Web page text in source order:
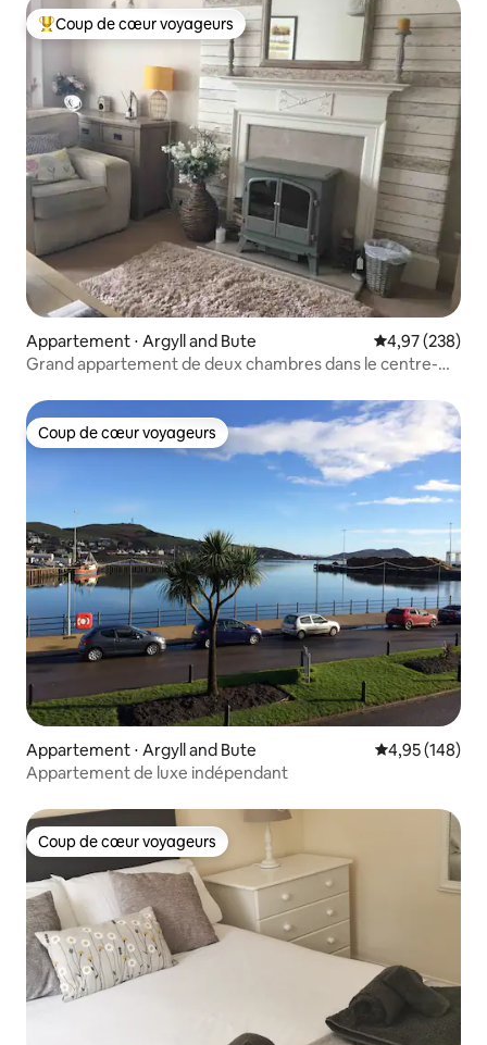
Coups de cœur voyageurs les plus appréciés
Coup de cœur voyageurs
Appartement ⋅ Argyll and Bute Évaluation
4,97 (238)
Grand appartement de deux chambres dans le centre-
Coup de cœur voyageurs
Coup de cœur voyageurs
Appartement ⋅ Argyll and Bute Évaluation
4,95 (148)
Appartement de luxe indépendant
Coup de cœur voyageurs
Coup de cœur voyageurs